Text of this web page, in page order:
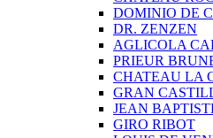
DOMINIO DE
DR. ZENZEN
AGLICOLA
PRIEUR
CHATEAU LA
GRAN
JEAN
GIRO RIBOT